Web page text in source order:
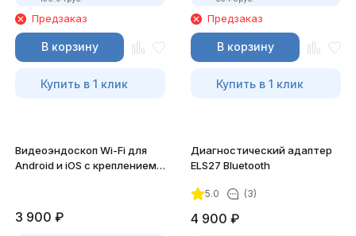
Предзаказ
В корзину
Купить в 1 клик
Предзаказ
В корзину
Купить в 1 клик
Видеоэндоскоп Wi-Fi для
Android и iOS с креплением
3 900 ₽
Диагностический адаптер
ELS27 Bluetooth
5.0 (3)
4 900 ₽